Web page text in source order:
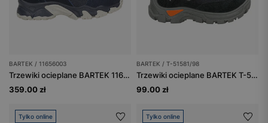
BARTEK / 11656003
Trzewiki ocieplane BARTEK 11656003, granatowy
359.00 zł
BARTEK / T-51581/98
Trzewiki ocieplane BARTEK T-51581/98, czarno-szaro-pomarańczowy
99.00 zł
Tylko online Tylko online